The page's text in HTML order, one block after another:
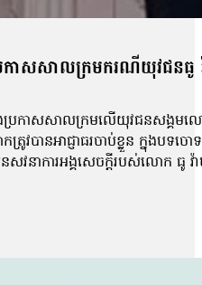
កាសសាលក្រមករណីយុវជនធូ
រកាសសាលក្រមលើយុវជនសង្គមលោ
វបានអាជ្ញាធរចាប់ខ្លួន ក្នុងបទច
វនាការអង្គសេចក្ដីរបស់លោក ធូ វ៉
បានសន្យាថា នឹងគោរពតាមសេច